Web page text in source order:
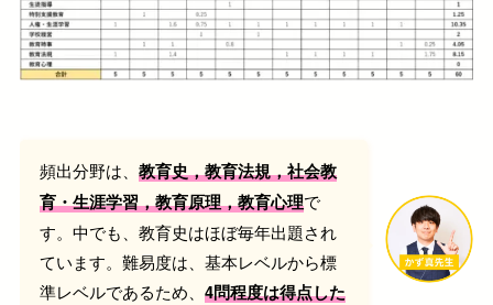
頻出分野は、 教育史，教育法規，社会教
育・生涯学習，教育原理，教育心理で
す。中でも、教育史はほぼ毎年出題され
ています。難易度は、基本レベルから標
準レベルであるため、 4問程度は得点した